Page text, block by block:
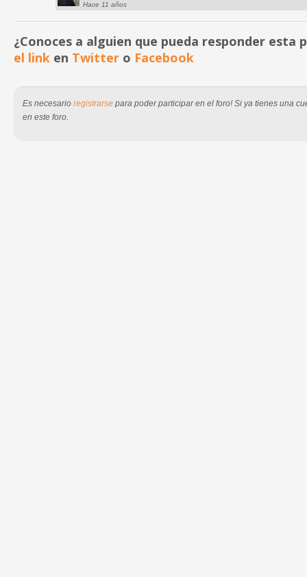
Hace 11 años
¿Conoces a alguien que pueda responder esta
el link en Twitter o Facebook
Es necesario registrarse para poder participar en el foro! Si ya tienes una
en este foro.